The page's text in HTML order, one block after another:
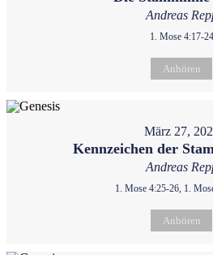
Andreas
1. Mose 4:17-24
Anhören
März 27,
Kennzeichen der
Andreas
1. Mose 4:25-26, 1.
Anhören